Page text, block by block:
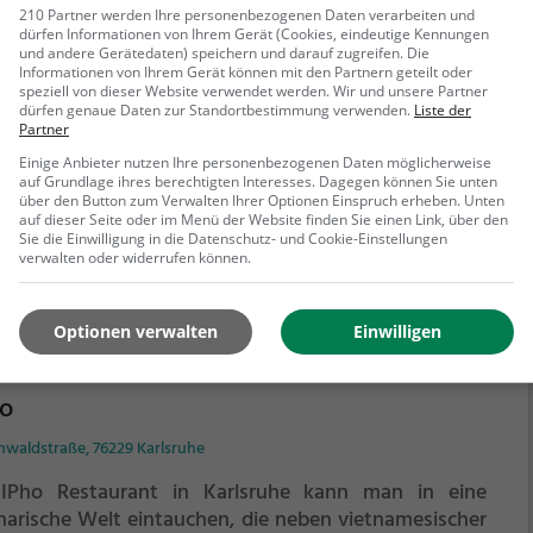
Genuss für alle Geschmäcker.
Gleichen
11, 67547 Worms
Café Ohne Gleichen in Worms findet man eine
Auswahl an kulinarischen Genüssen - von
Kaffee und Kuchen bis hin zu herzhaftem
regionalen Spezialitäten und europäischen
Hier kann man in gemütlicher Atmosphäre
und sich von gesunden Gerichten, Tapas,
Spezialitäten, Wein und Cocktails verwöhnen
Das Café bietet ein einzigartiges Ambiente, in
man sich wie zuhause fühlt. Ein Must-Visit für alle
Mehr erfahren
76229 Karlsruhe
Restaurant in Karlsruhe kann man in eine
Welt eintauchen, die neben vietnamesischer
210 Partner werden Ihre personenbezogenen Daten verarbeiten und
dürfen Informationen von Ihrem Gerät (Cookies, eindeutige Kennungen
und andere Gerätedaten) speichern und darauf zugreifen. Die
Informationen von Ihrem Gerät können mit den Partnern geteilt oder
speziell von dieser Website verwendet werden. Wir und unsere Partner
dürfen genaue Daten zur Standortbestimmung verwenden. Liste der
Partner
Einige Anbieter nutzen Ihre personenbezogenen Daten möglicherweise
auf Grundlage ihres berechtigten Interesses. Dagegen können Sie unten
über den Button zum Verwalten Ihrer Optionen Einspruch erheben. Unten
auf dieser Seite oder im Menü der Website finden Sie einen Link, über den
Sie die Einwilligung in die Datenschutz- und Cookie-Einstellungen
verwalten oder widerrufen können.
Einwilligen
Optionen verwalten